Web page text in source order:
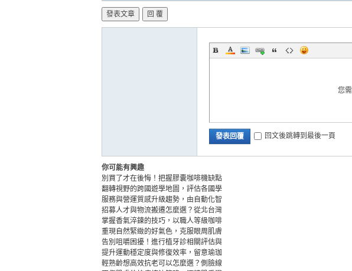
通
發表文章 回 覆
您
發表回覆 回文後跳轉到最後一頁
你可能有興趣
別買了才在後悔！把握膠囊咖啡機缺點
翻轉視野的跨國遊學地圖，評估各國學
服務與營運質感升級趨勢，由自動化智
招募人才與物流搬遷怎麼選？從北台灣
掌握香氣淬鍊的技巧，以職人等級咖啡
重現自然緊緻的好氣色，克服眼周肌膚
告別咀嚼困擾！進行植牙診相關評估與
提升運動穩定度與修復效率，留意瑜珈
輕熟齡想高效抗老可以怎麼選？側臉線